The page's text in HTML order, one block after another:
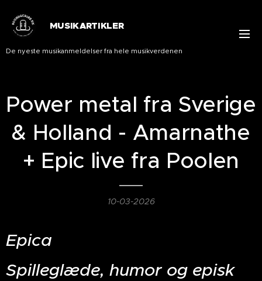
MUSIKARTIKLER
De nyeste musikanmeldelser fra hele musikverdenen
Power metal fra Sverige
& Holland - Amarnathe
+ Epic live fra Poolen
10-03-2026
Epica
Spilleglæde, humor og episk